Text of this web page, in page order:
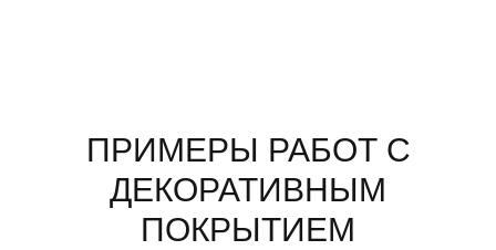
ПРИМЕРЫ РАБОТ С
ДЕКОРАТИВНЫМ
ПОКРЫТИЕМ